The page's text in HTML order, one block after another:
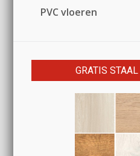
PVC vloeren
GRATIS